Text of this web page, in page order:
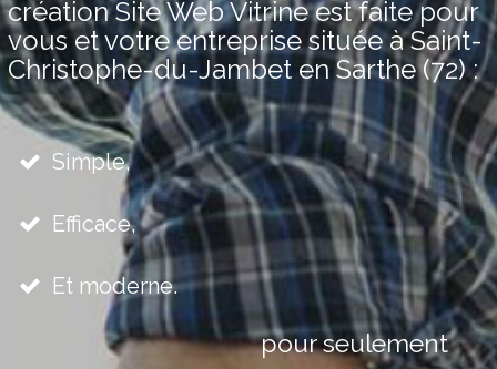
création Site Web Vitrine est faite pour
vous et votre entreprise située à Saint-
Christophe-du-Jambet en Sarthe (72) :
Simple,
Efficace,
Et moderne.
pour seulement